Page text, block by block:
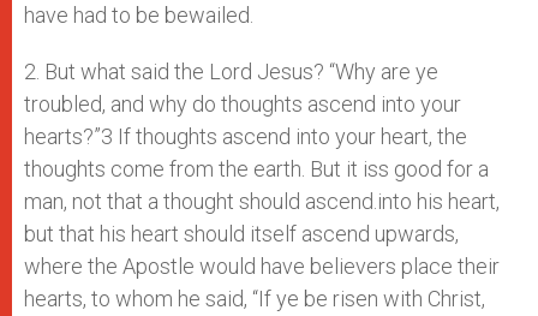
have had to be bewailed.
2. But what said the Lord Jesus? “Why are ye
troubled, and why do thoughts ascend into your
hearts?”3 If thoughts ascend into your heart, the
thoughts come from the earth. But it iss good for a
man, not that a thought should ascend.into his heart,
but that his heart should itself ascend upwards,
where the Apostle would have believers place their
hearts, to whom he said, “If ye be risen with Christ,